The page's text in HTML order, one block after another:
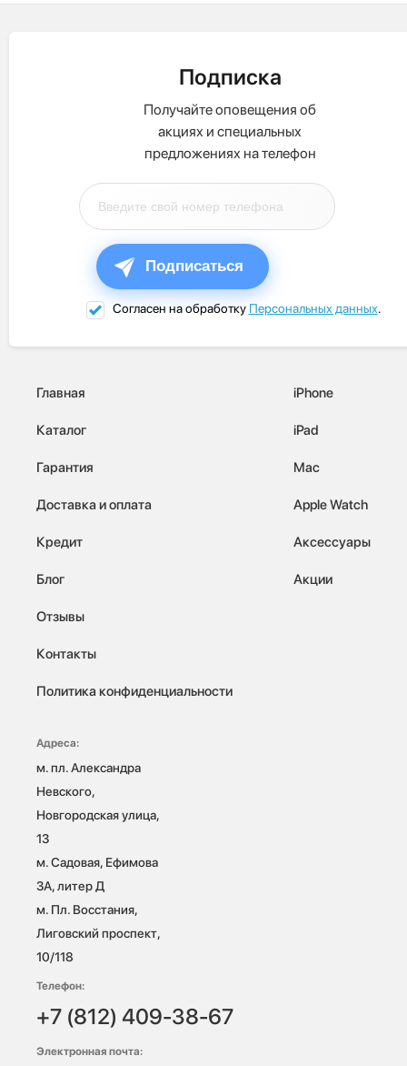
Подписка
Получайте оповещения об
акциях и специальных
предложениях на телефон
Подписаться
Согласен на обработку Персональных данных.
Главная
Каталог
Гарантия
Доставка и оплата
Кредит
Блог
Отзывы
Контакты
Политика конфиденциальности
iPhone
iPad
Mac
Apple Watch
Аксессуары
Акции
Адреса:
м. пл. Александра
Невского,
Новгородская улица,
13
м. Садовая, Ефимова
3А, литер Д
м. Пл. Восстания,
Лиговский проспект,
10/118
Телефон:
+7 (812) 409-38-67
Электронная почта: